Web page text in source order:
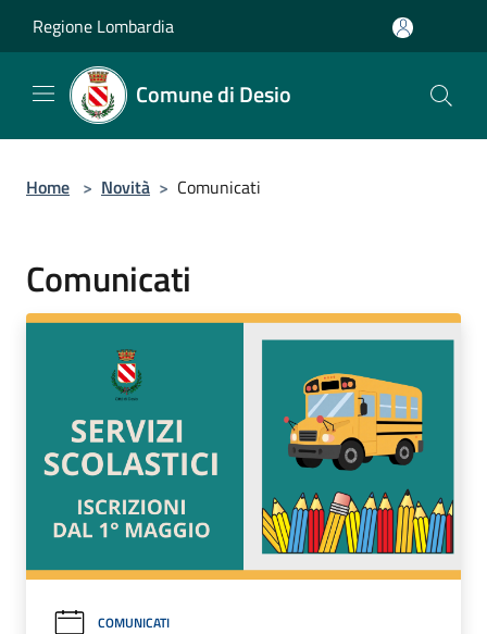
Regione Lombardia
Comune di Desio
Home > Novità > Comunicati
Comunicati
COMUNICATI